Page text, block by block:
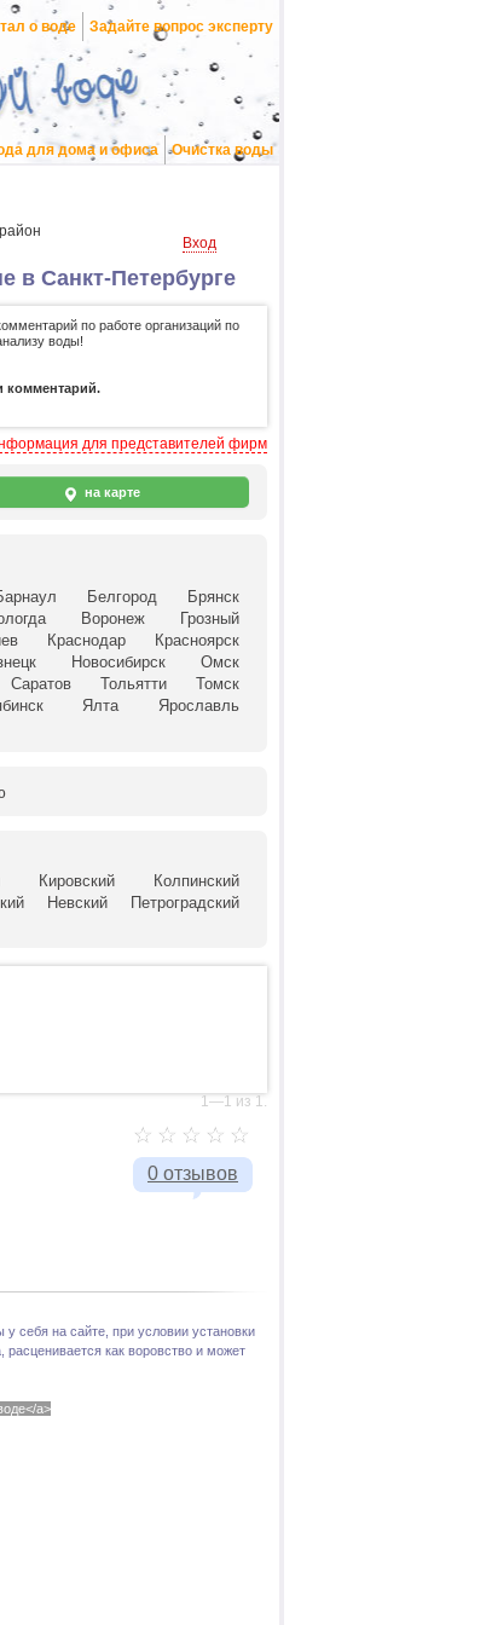
о воде Задайте вопрос эксперту
для дома и офиса Очистка воды
Вход
в Санкт-Петербурге
по работе организаций по
воды!
комментарий.
для представителей фирм
на карте
Белгород
Брянск
Воронеж
Грозный
Краснодар
Красноярск
Новосибирск
Омск
Саратов Тольятти
Томск
Ялта
Ярославль
Кировский
Колпинский
Невский
Петроградский
1—1 из 1.
0 отзывов
себя на сайте, при условии установки
расценивается как воровство и может
a>